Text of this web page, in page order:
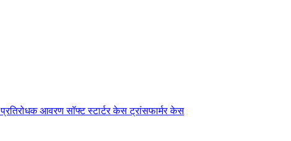
प्रतिरोधक आवरण सॉफ्ट स्टार्टर केस ट्रांसफार्मर केस